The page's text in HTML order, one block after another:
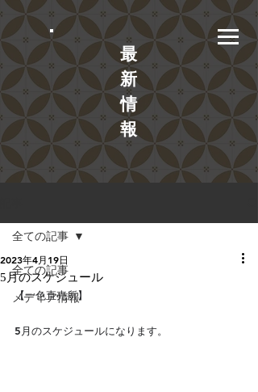
​最
新
情
報
全ての記事
メディア情報
全ての記事
5月のスケジュール
2023年4月19日
【一色直売所】
5月のスケジュールになります。